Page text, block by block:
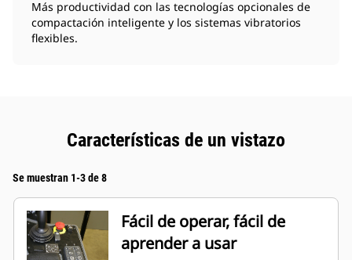
Más productividad con las tecnologías opcionales de
compactación inteligente y los sistemas vibratorios
flexibles.
Características de un vistazo
Se muestran 1-3 de 8
Fácil de operar, fácil de
aprender a usar